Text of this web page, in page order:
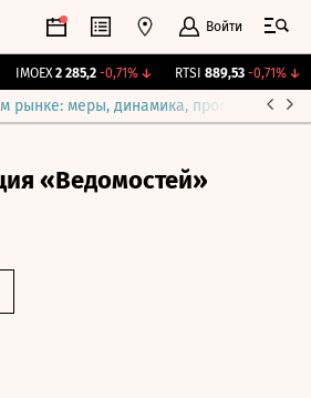
Войти
IMOEX 2 285,2 -0,71% ↓ RTSI 889,53 -0,71% ↓
рынке: меры, динамика, прогнозы
«Ведомостей»